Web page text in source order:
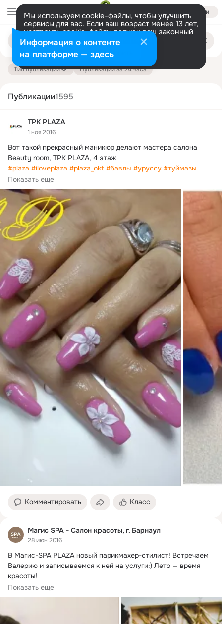
Войти
Мы используем cookie-файлы, чтобы улучшить
сервисы для вас. Если ваш возраст менее 13 лет,
настроить cookie-файлы должен ваш законный
представитель. Больше информации
Разрешить все Настроить
Поиск
публикациям
Тип публикации Публикации за 24 часа
Публикации1595
ТРК PLAZA
1 ноя 2016
Вот такой прекрасный маникюр делают мастера салона
#plaza #iloveplaza #plaza_okt #бавлы #уруссу #туймазы
#октябрьский
Показать еще
Комментировать Класс
Магис SPA - Салон красоты, г. Барнаул
28 июн 2016
В Магис-SPA PLAZA новый парикмахер-стилист! Встречаем
Валерию и записываемся к ней на услуги:) Лето — время
красоты!
Валерия Зарубина:...
Показать еще
Информация о контенте
на платформе — здесь